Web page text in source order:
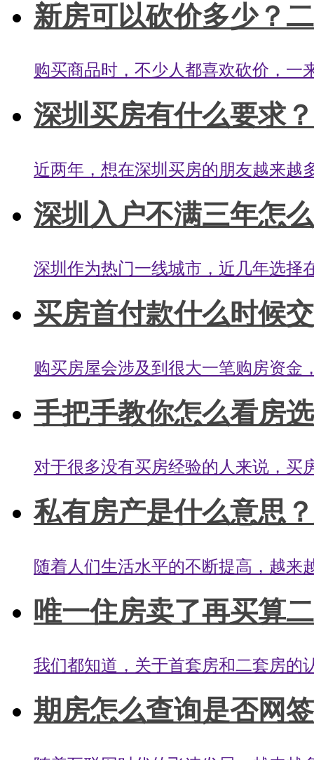
新房可以砍价多少？
购买商品时，不少人都喜欢砍价，一
深圳买房有什么要求
近两年，想在深圳买房的朋友越来越
深圳入户不满三年怎
深圳作为热门一线城市，近几年选择
买房首付款什么时候
购买房屋会涉及到很大一笔购房资金
手把手教你怎么看房
对于很多没有买房经验的人来说，买
私有房产是什么意思
随着人们生活水平的不断提高，越来
唯一住房卖了再买算
我们都知道，关于首套房和二套房的
期房怎么查询是否网